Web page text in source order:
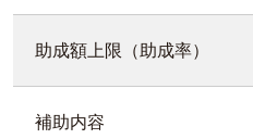
助成額上限（助成率）
補助内容